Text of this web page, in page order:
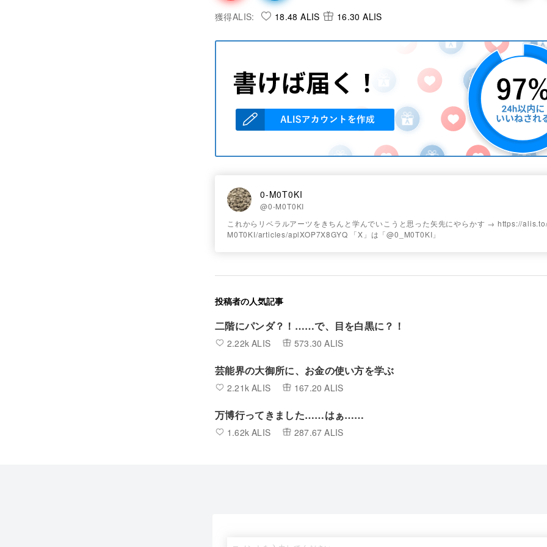
獲得ALIS: 18.48 ALIS 16.30 ALIS
0-M0T0KI
@0-M0T0KI
これからリベラルアーツをきちんと学んでいこうと思った矢先にやらかす → https://
M0T0KI/articles/aplXOP7X8GYQ 「X」は「@0_M0T0KI」
投稿者の人気記事
二階にパンダ？！……で、目を白黒に？！
2.22k ALIS 573.30 ALIS
芸能界の大御所に、お金の使い方を学ぶ
2.21k ALIS 167.20 ALIS
万博行ってきました……はぁ……
1.62k ALIS 287.67 ALIS